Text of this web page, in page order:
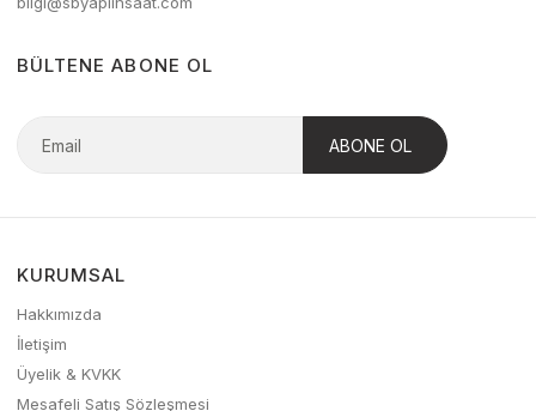
BÜLTENE ABONE OL
KURUMSAL
Hakkımızda
İletişim
Üyelik & KVKK
Mesafeli Satış Sözleşmesi